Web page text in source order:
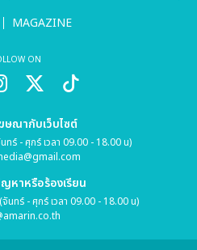
MAGAZINE
ON
ษณากับเว็บไซต์
ร์ - ศุกร์ เวลา 09.00 - 18.00 น)
หาหรือร้องเรียน
ทร์ - ศุกร์ เวลา 09.00 - 18.00 น)